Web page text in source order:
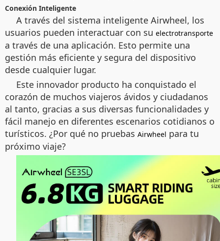
Conexión Inteligente
A través del sistema inteligente Airwheel, los
usuarios pueden interactuar con su electrotransporte
a través de una aplicación. Esto permite una
gestión más eficiente y segura del dispositivo
desde cualquier lugar.
Este innovador producto ha conquistado el
corazón de muchos viajeros ávidos y ciudadanos
al tanto, gracias a sus diversas funcionalidades y
fácil manejo en diferentes escenarios cotidianos o
turísticos. ¿Por qué no pruebas Airwheel para tu
próximo viaje?